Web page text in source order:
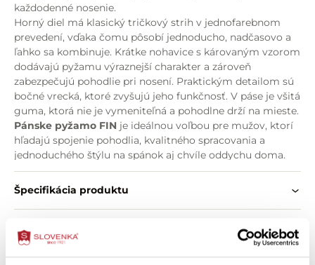
každodenné nosenie.
Horný diel má klasický tričkový strih v jednofarebnom
prevedení, vďaka čomu pôsobí jednoducho, nadčasovo a
ľahko sa kombinuje. Krátke nohavice s károvaným vzorom
dodávajú pyžamu výraznejší charakter a zároveň
zabezpečujú pohodlie pri nosení. Praktickým detailom sú
bočné vrecká, ktoré zvyšujú jeho funkčnosť. V páse je všitá
guma, ktorá nie je vymeniteľná a pohodlne drží na mieste.
Pánske pyžamo FIN je ideálnou voľbou pre mužov, ktorí
hľadajú spojenie pohodlia, kvalitného spracovania a
jednoduchého štýlu na spánok aj chvíle oddychu doma.
Vlastnosti:
bavlnený hladký úplet
príjemný a priedušný materiál
klasický tričkový strih
jednofarebný vrchný diel
krátke kárované nohavice
Špecifikácia produktu
O zložení výrobku